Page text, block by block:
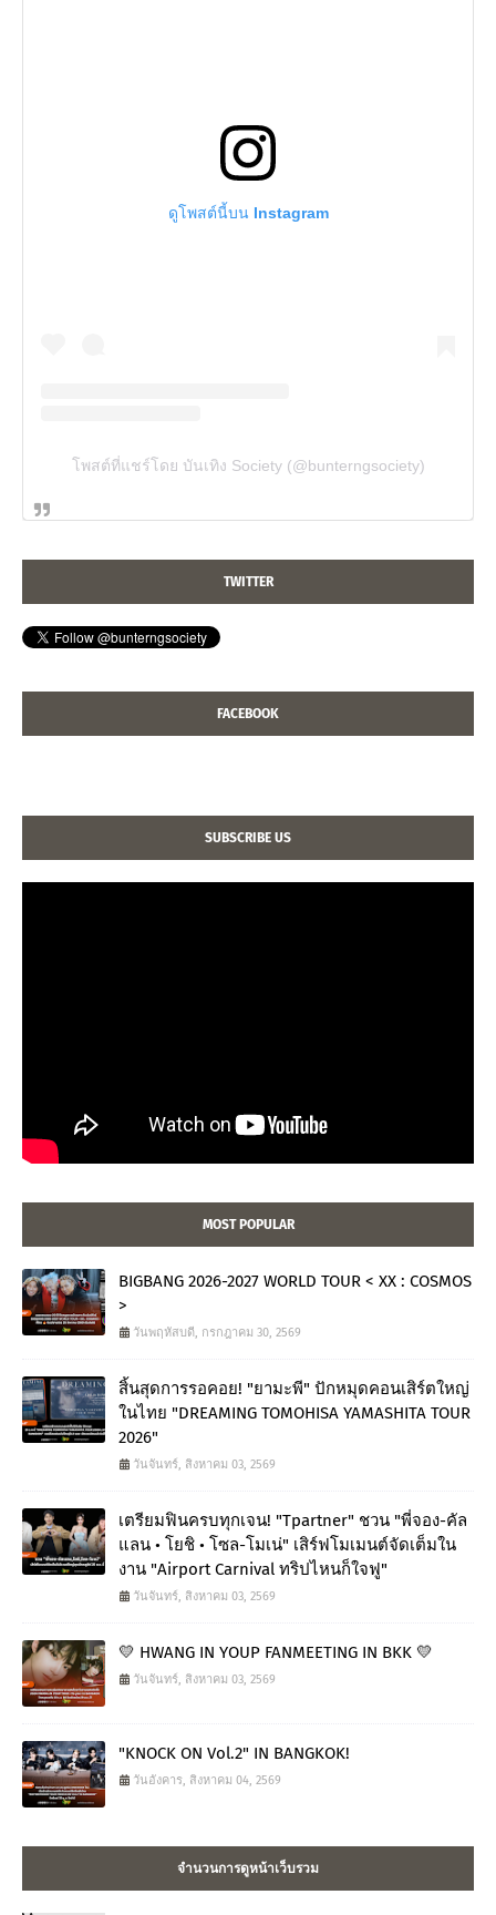
ดูโพสต์นี้บน Instagram
โพสต์ที่แชร์โดย บันเทิง Society (@bunterngsociety)
TWITTER
FACEBOOK
SUBSCRIBE US
MOST POPULAR
BIGBANG 2026-2027 WORLD TOUR < XX : COSMOS
>
วันพฤหัสบดี, กรกฎาคม 30, 2569
สิ้นสุดการรอคอย! "ยามะพี" ปักหมุดคอนเสิร์ตใหญ่
ในไทย "DREAMING TOMOHISA YAMASHITA TOUR
2026"
วันจันทร์, สิงหาคม 03, 2569
เตรียมฟินครบทุกเจน! "Tpartner" ชวน "พี่จอง-คัล
แลน • โยชิ • โซล-โมเน่" เสิร์ฟโมเมนต์จัดเต็มใน
งาน "Airport Carnival ทริปไหนก็ใจฟู"
วันจันทร์, สิงหาคม 03, 2569
💛 HWANG IN YOUP FANMEETING IN BKK 💛
วันจันทร์, สิงหาคม 03, 2569
"KNOCK ON Vol.2" IN BANGKOK!
วันอังคาร, สิงหาคม 04, 2569
จำนวนการดูหน้าเว็บรวม